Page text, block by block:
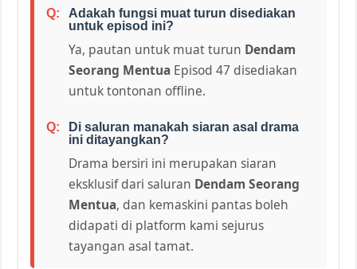
Adakah fungsi muat turun disediakan
untuk episod ini?
Ya, pautan untuk muat turun Dendam
Seorang Mentua Episod 47 disediakan
untuk tontonan offline.
Di saluran manakah siaran asal drama
ini ditayangkan?
Drama bersiri ini merupakan siaran
eksklusif dari saluran Dendam Seorang
Mentua, dan kemaskini pantas boleh
didapati di platform kami sejurus
tayangan asal tamat.